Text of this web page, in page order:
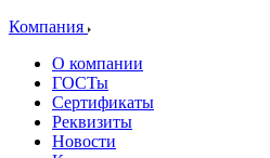
Компания
О компании
ГОСТы
Сертификаты
Реквизиты
Новости